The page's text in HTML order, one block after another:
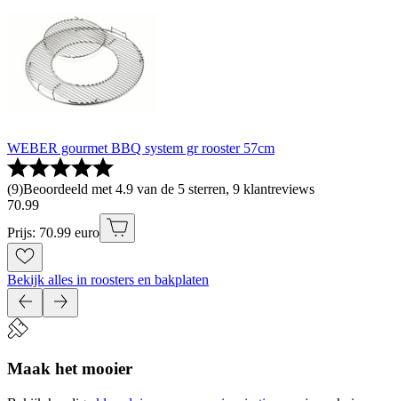
WEBER gourmet BBQ system gr rooster 57cm
(9)Beoordeeld met 4.9 van de 5 sterren, 9 klantreviews
70.99
Prijs: 70.99 euro
Bekijk alles in roosters en bakplaten
Maak het mooier